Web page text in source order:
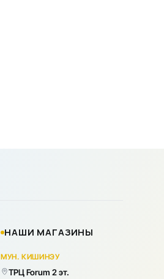
НАШИ МАГАЗИНЫ
МУН. КИШИНЭУ
ТРЦ Forum 2 эт.